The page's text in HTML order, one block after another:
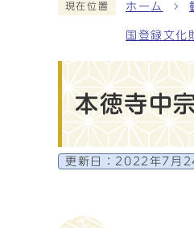
現在位置 ホーム
国登録文化
本徳寺中
更新日： 2022年7月